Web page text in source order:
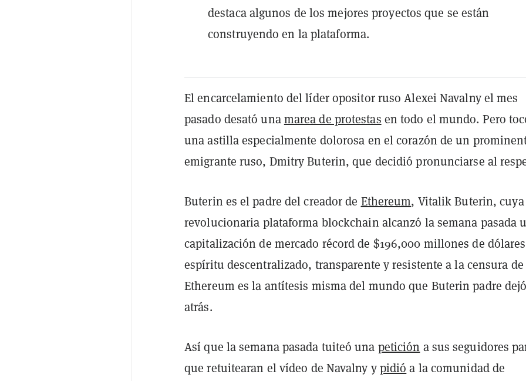
destaca algunos de los mejores proyectos que se están
construyendo en la plataforma.
El encarcelamiento del líder opositor ruso Alexei Navalny el mes
pasado desató unamarea de protestas en todo el mundo. Pero
una astilla especialmente dolorosa en el corazón de un
emigrante ruso, Dmitry Buterin, que decidió pronunciarse al
Buterin es el padre del creador de Ethereum, Vitalik Buterin, cuya
revolucionaria plataforma blockchain alcanzó la semana pasada
capitalización de mercado récord de $196,000 millones de
espíritu descentralizado, transparente y resistente a la censura de
Ethereum es la antítesis misma del mundo que Buterin padre dejó
atrás.
Así que la semana pasada tuiteó una petición a sus seguidores
que retuitearan el vídeo de Navalny ypidió a la comunidad de